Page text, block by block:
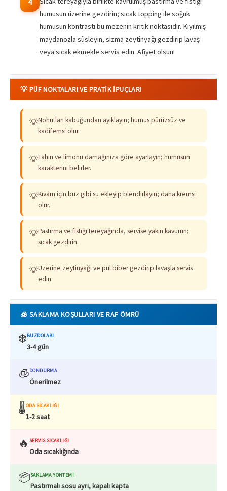
humusun üzerine gezdirin; sıcak topping ile soğuk
humusun kontrastı bu mezenin kritik noktasıdır. Kıyılmış
maydanozla süsleyin, sızma zeytinyağı gezdirip lavaş
veya sıcak ekmekle servis edin. Afiyet olsun!
💡 PÜF NOKTALARI VE PRATIK İPUÇLARI
💡Nohutları kabuğundan ayıklayın; humus pürüzsüz ve
kadifemsi olur.
💡Tahin ve limonu damağınıza göre ayarlayın; humusun
karakterini belirler.
💡Kıvam için buz gibi su ekleyip blendırlayın; daha kremsi
olur.
💡Pastırma ve fıstığı tereyağında, servise yakın kavurun;
sıcak gezdirin.
💡Üzerine zeytinyağı ve pul biber gezdirip lavaşla servis
edin.
🧊 SAKLAMA KOŞULLARI VE RAF ÖMRÜ
❄️BUZDOLABI
3-4 gün
🧊DONDURMA
Önerilmez
🌡️ODA SICAKLIĞI
1-2 saat
🔥 SERVIS SICAKLIĞI
Oda sıcaklığında
📦SAKLAMA YÖNTEMI
Pastırmalı sosu ayrı, kapalı kapta